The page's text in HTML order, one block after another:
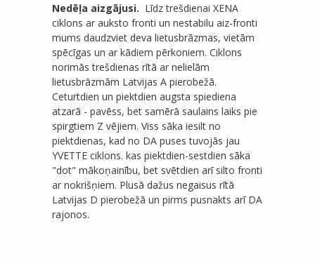
Nedēļa aizgājusi. Līdz trešdienai XENA
ciklons ar auksto fronti un nestabilu aiz-fronti
mums daudzviet deva lietusbrāzmas, vietām
spēcīgas un ar kādiem pērkoniem. Ciklons
norimās trešdienas rītā ar nelielām
lietusbrāzmām Latvijas A pierobežā.
Ceturtdien un piektdien augsta spiediena
atzarā - pavēss, bet samērā saulains laiks pie
spirgtiem Z vējiem. Viss sāka iesilt no
piektdienas, kad no DA puses tuvojās jau
YVETTE ciklons. kas piektdien-sestdien sāka
"dot" mākoņainību, bet svētdien arī silto fronti
ar nokrišņiem. Plusā dažus negaisus rītā
Latvijas D pierobežā un pirms pusnakts arī DA
rajonos.